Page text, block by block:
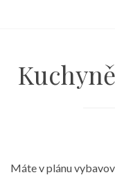
Máte v plánu